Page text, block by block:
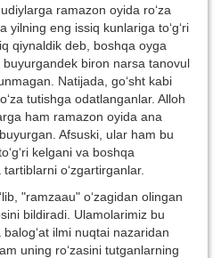
ramazon oyida ro‘za
yilning eng issiq kunlariga to‘g‘ri
qiynaldik deb, boshqa oyga
buyurgandek biron narsa tanovul
Natijada, go‘sht kabi
tutishga odatlanganlar. Alloh
ham ramazon oyida ana
Afsuski, ular ham bu
kelgani va boshqa
o‘zgartirganlar.
"ramzaau" o‘zagidan olingan
bildiradi. Ulamolarimiz bu
balog‘at ilmi nuqtai nazaridan
uning ro‘zasini tutganlarning